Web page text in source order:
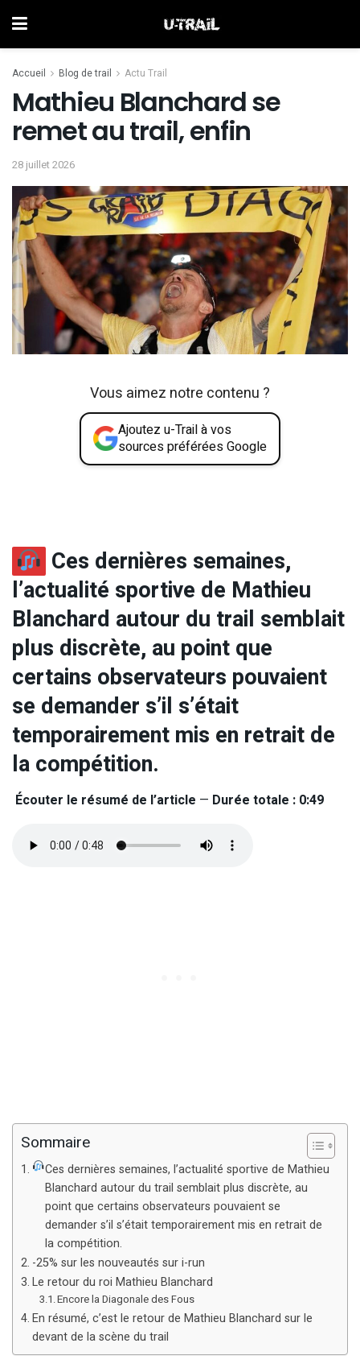
Accueil Blog de trail Actu Trail
Mathieu Blanchard se
remet au trail, enfin
28 juillet 2026
Vous aimez notre contenu ?
Ajoutez u-Trail à vos
sources préférées Google
Ces dernières semaines,
l’actualité sportive de Mathieu
Blanchard autour du trail semblait
plus discrète, au point que
certains observateurs pouvaient
se demander s’il s’était
temporairement mis en retrait de
la compétition.
Écouter le résumé de l’article — Durée totale : 0:49
Sommaire
Ces dernières semaines, l’actualité sportive de Mathieu
Blanchard autour du trail semblait plus discrète, au
point que certains observateurs pouvaient se
demander s’il s’était temporairement mis en retrait de
la compétition.
-25% sur les nouveautés sur i-run
Le retour du roi Mathieu Blanchard
Encore la Diagonale des Fous
En résumé, c’est le retour de Mathieu Blanchard sur le
devant de la scène du trail